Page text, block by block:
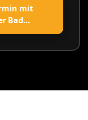
mit
Bad